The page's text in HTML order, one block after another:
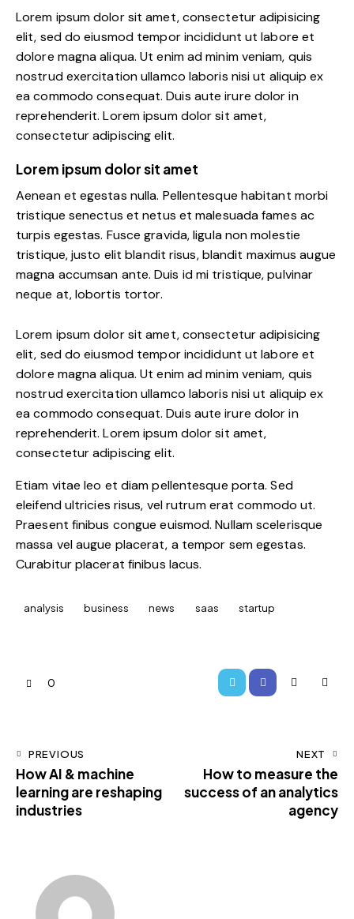
Lorem ipsum dolor sit amet, consectetur adipisicing
elit, sed do eiusmod tempor incididunt ut labore et
dolore magna aliqua. Ut enim ad minim veniam, quis
nostrud exercitation ullamco laboris nisi ut aliquip ex
ea commodo consequat. Duis aute irure dolor in
reprehenderit. Lorem ipsum dolor sit amet,
consectetur adipiscing elit.
Lorem ipsum dolor sit amet
Aenean et egestas nulla. Pellentesque habitant morbi
tristique senectus et netus et malesuada fames ac
turpis egestas. Fusce gravida, ligula non molestie
tristique, justo elit blandit risus, blandit maximus augue
magna accumsan ante. Duis id mi tristique, pulvinar
neque at, lobortis tortor.
Lorem ipsum dolor sit amet, consectetur adipisicing
elit, sed do eiusmod tempor incididunt ut labore et
dolore magna aliqua. Ut enim ad minim veniam, quis
nostrud exercitation ullamco laboris nisi ut aliquip ex
ea commodo consequat. Duis aute irure dolor in
reprehenderit. Lorem ipsum dolor sit amet,
consectetur adipiscing elit.
Etiam vitae leo et diam pellentesque porta. Sed
eleifend ultricies risus, vel rutrum erat commodo ut.
Praesent finibus congue euismod. Nullam scelerisque
massa vel augue placerat, a tempor sem egestas.
Curabitur placerat finibus lacus.
analysis business news saas startup
0
PREVIOUS
How AI & machine
learning are reshaping
industries
NEXT
How to measure the
success of an analytics
agency